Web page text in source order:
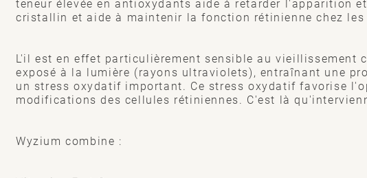
teneur élevée en antioxydants aide à retarder l'apparition
cristallin et aide à maintenir la fonction rétinienne chez les
L'il est en effet particulièrement sensible au vieillissement
exposé à la lumière (rayons ultraviolets), entraînant une
un stress oxydatif important. Ce stress oxydatif favorise
modifications des cellules rétiniennes. C'est là
Wyzium combine :